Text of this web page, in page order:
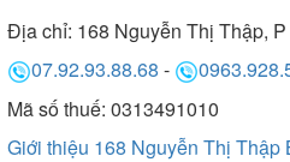
Địa chỉ: 168 Nguyễn Thị Thập,
07.92.93.88.68 -
Mã số thuế: 0313491010
Giới thiệu 168 Nguyễn Thị Thập